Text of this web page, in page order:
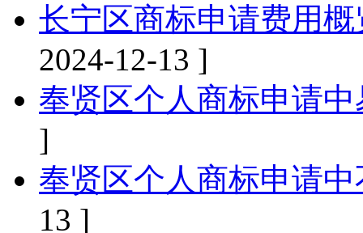
长宁区商标申请费用
2024-12-13 ]
奉贤区个人商标申请
]
奉贤区个人商标申请
13 ]